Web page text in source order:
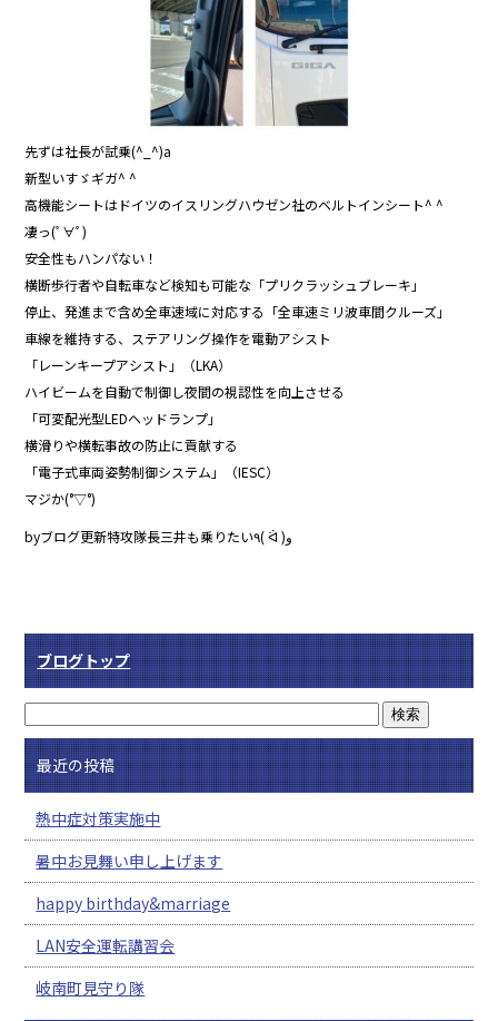
先ずは社長が試乗(^_^)a
新型いすゞギガ^ ^
高機能シートはドイツのイスリングハウゼン社のベルトインシート^ ^
凄っ(ﾟ∀ﾟ)
安全性もハンパない！
横断歩行者や自転車など検知も可能な「プリクラッシュブレーキ」
停止、発進まで含め全車速域に対応する「全車速ミリ波車間クルーズ」
車線を維持する、ステアリング操作を電動アシスト
「レーンキープアシスト」（LKA）
ハイビームを自動で制御し夜間の視認性を向上させる
「可変配光型LEDヘッドランプ」
横滑りや横転事故の防止に貢献する
「電子式車両姿勢制御システム」（IESC）
マジか(°▽°)
byブログ更新特攻隊長三井も乗りたい٩( ᐛ )و
ブログトップ
最近の投稿
熱中症対策実施中
暑中お見舞い申し上げます
happy birthday&marriage
LAN安全運転講習会
岐南町見守り隊